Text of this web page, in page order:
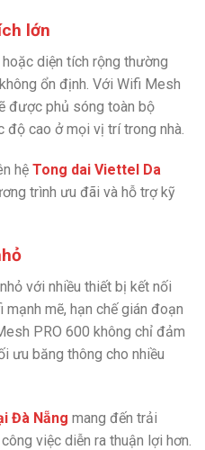
lớn
diện tích rộng thường
ổn định. Với Wifi Mesh
được phủ sóng toàn bộ
cao ở mọi vị trí trong nhà.
hệ Tong dai Viettel Da
trình ưu đãi và hỗ trợ kỹ
với nhiều thiết bị kết nối
mẽ, hạn chế gián đoạn
PRO 600 không chỉ đảm
ưu băng thông cho nhiều
Đà Nẵng mang đến trải
việc diễn ra thuận lợi hơn.